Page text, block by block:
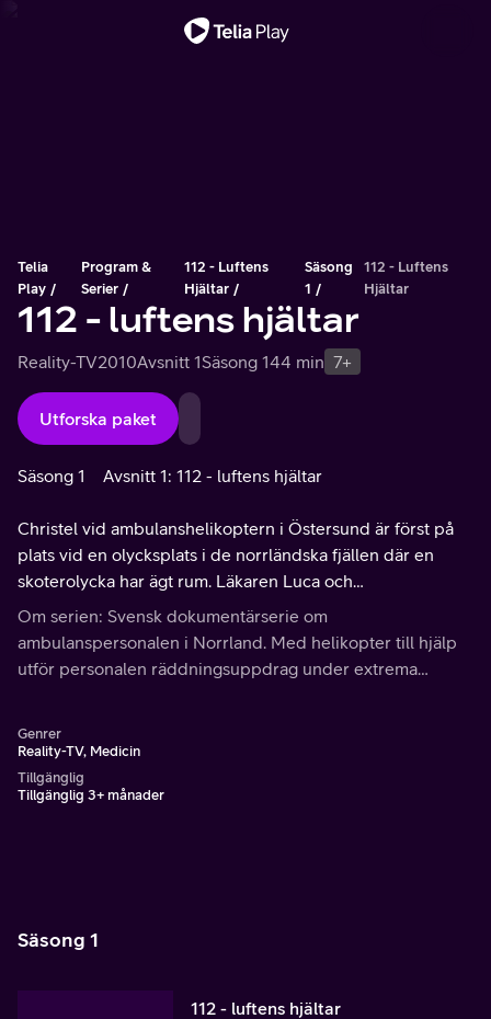
Telia
Play
Program &
Serier
112 - Luftens
Hjältar
Säsong
1
112 - Luftens
Hjältar
112 - luftens hjältar
Reality-TV2010Avsnitt 1Säsong 144 min 7+
Utforska paket
Säsong 1 Avsnitt 1: 112 - luftens hjältar
Christel vid ambulanshelikoptern i Östersund är först på
plats vid en olycksplats i de norrländska fjällen där en
skoterolycka har ägt rum. Läkaren Luca och
undersköterskan Erik i Lycksele får larm om en man som
har haft flera hjärtstopp.
Om serien: Svensk dokumentärserie om
ambulanspersonalen i Norrland. Med helikopter till hjälp
utför personalen räddningsuppdrag under extrema
Genrer
Reality-TV, Medicin
Tillgänglig
Tillgänglig 3+ månader
Säsong 1
112 - luftens hjältar